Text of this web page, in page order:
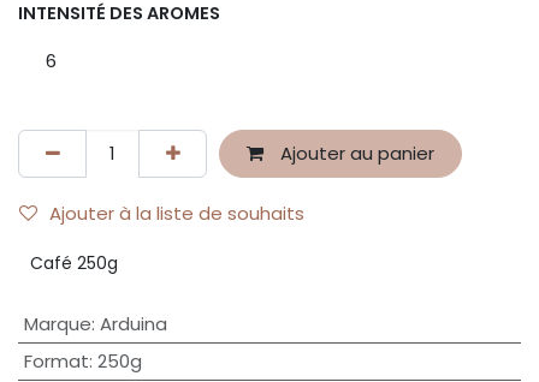
INTENSITÉ DES AROMES
6
Ajouter au panier
Ajouter à la liste de souhaits
Café 250g
Marque: Arduina
Format: 250g